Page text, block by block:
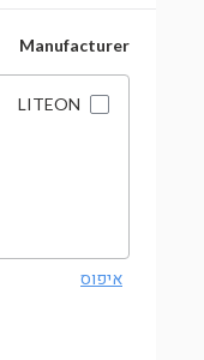
Manufacturer
LITEON
איפוס